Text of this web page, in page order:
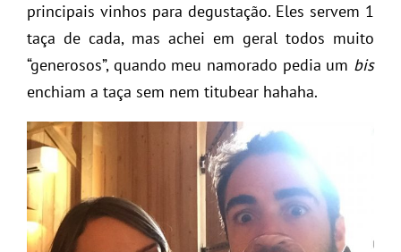
principais vinhos para degustação. Eles servem 1
taça de cada, mas achei em geral todos muito
“generosos”, quando meu namorado pedia um bis
enchiam a taça sem nem titubear hahaha.